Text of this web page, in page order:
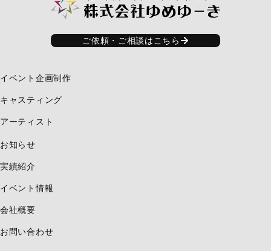
ご依頼・ご相談はこちら
イベント企画制作
キャスティング
アーティスト
お知らせ​
実績紹介
イベント情報
会社概要
お問い合わせ